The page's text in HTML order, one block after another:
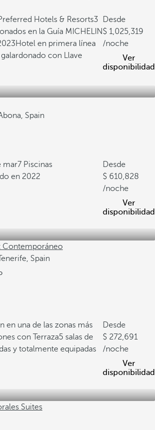
Hotels & Resorts3
en la Guía MICHELIN
Hotel en primera línea
con Llave
Desde
1,025,319
/noche
Ver
disponibilidad
Spain
mar7 Piscinas
en 2022
Desde
610,828
/noche
Ver
disponibilidad
Contemporáneo
Spain
en una de las zonas más
con Terraza5 salas de
y totalmente equipadas
Desde
272,691
/noche
Ver
disponibilidad
Suites